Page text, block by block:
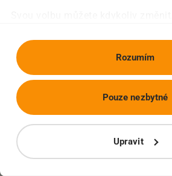
Rozumím
Upravit
Pouze nezbytné